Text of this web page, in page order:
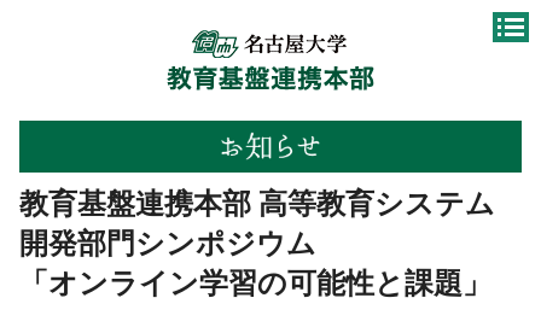
教育基盤連携本部 高等教育システム
開発部門シンポジウム
「オンライン学習の可能性と課題」